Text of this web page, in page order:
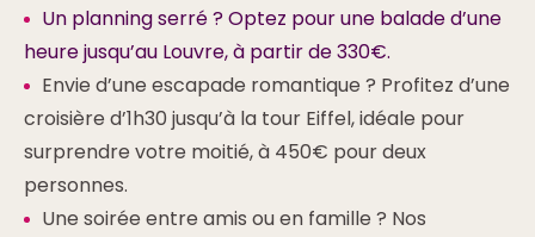
Un planning serré ? Optez pour une balade d’une
heure jusqu’au Louvre, à partir de 330€.
Envie d’une escapade romantique ? Profitez d’une
croisière d’1h30 jusqu’à la tour Eiffel, idéale pour
surprendre votre moitié, à 450€ pour deux
personnes.
Une soirée entre amis ou en famille ? Nos